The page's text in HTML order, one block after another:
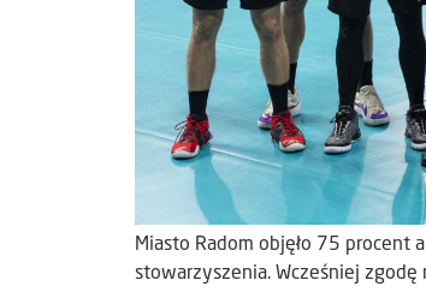
Miasto Radom objęło 75 procent
stowarzyszenia. Wcześniej zgodę